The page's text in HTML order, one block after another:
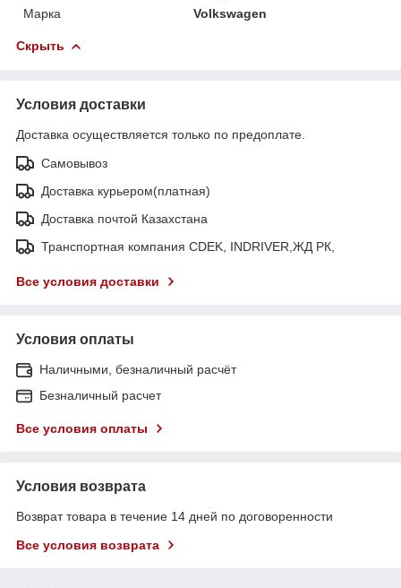
Марка
Volkswagen
Скрыть
Условия доставки
Доставка осуществляется только по предоплате.
Самовывоз
Доставка курьером(платная)
Доставка почтой Казахстана
Транспортная компания CDEK, INDRIVER,ЖД РК,
Все условия доставки
Условия оплаты
Наличными, безналичный расчёт
Безналичный расчет
Все условия оплаты
Условия возврата
Возврат товара в течение 14 дней по договоренности
Все условия возврата